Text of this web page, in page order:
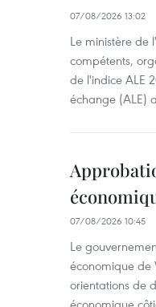
07/08/2026 13:02
Le ministère de
compétents,
de l'indice ALE
échange (ALE)
07/08/2026 10:45
Le
économique de
orientations de
économique